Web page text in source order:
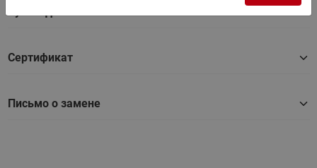
Сертификат
Письмо о замене